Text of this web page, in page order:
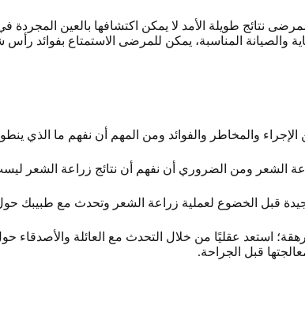
نتائج طويلة الأمد لا يمكن اكتشافها بالعين
والصيانة المناسبة، يمكن للمرضى الاستمتاع بفوائد
والمخاطر والفوائد ومن المهم أن نفهم ما الذي
الشعر ومن الضروري أن نفهم أن نتائج زراعة الشعر
قبل الخضوع لعملية زراعة الشعر وتحدث مع طبيبك حول
استعد عقليًا من خلال التحدث مع العائلة والأصدقاء
قبل الجراحة.